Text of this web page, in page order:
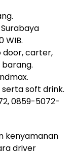
WIB.
door, carter,
serta soft drink.
0859-5072-
kenyamanan
driver